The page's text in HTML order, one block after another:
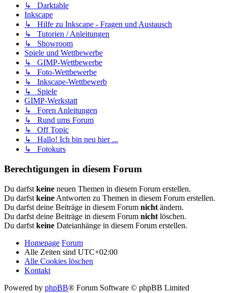
↳ Darktable
Inkscape
↳ Hilfe zu Inkscape - Fragen und Austausch
↳ Tutorien / Anleitungen
↳ Showroom
Spiele und Wettbewerbe
↳ GIMP-Wettbewerbe
↳ Foto-Wettbewerbe
↳ Inkscape-Wettbewerb
↳ Spiele
GIMP-Werkstatt
↳ Foren Anleitungen
↳ Rund ums Forum
↳ Off Topic
↳ Hallo! Ich bin neu hier ...
↳ Fotokurs
Berechtigungen in diesem Forum
Du darfst keine neuen Themen in diesem Forum erstellen.
Du darfst keine Antworten zu Themen in diesem Forum erstellen.
Du darfst deine Beiträge in diesem Forum nicht ändern.
Du darfst deine Beiträge in diesem Forum nicht löschen.
Du darfst keine Dateianhänge in diesem Forum erstellen.
Homepage Forum
Alle Zeiten sind UTC+02:00
Alle Cookies löschen
Kontakt
Powered by phpBB® Forum Software © phpBB Limited